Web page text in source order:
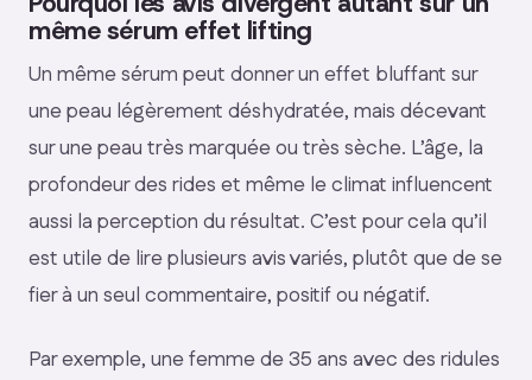
même sérum effet lifting
Un même sérum peut donner un effet bluffant sur
une peau légèrement déshydratée, mais décevant
sur une peau très marquée ou très sèche. L’âge, la
profondeur des rides et même le climat influencent
aussi la perception du résultat. C’est pour cela qu’il
est utile de lire plusieurs avis variés, plutôt que de se
fier à un seul commentaire, positif ou négatif.
Par exemple, une femme de 35 ans avec des ridules